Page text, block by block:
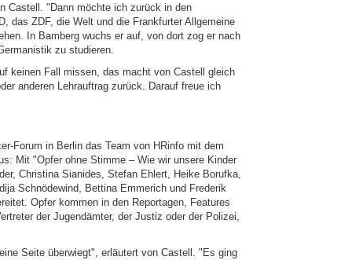
Castell. "Dann möchte ich zurück in den
das ZDF, die Welt und die Frankfurter Allgemeine
In Bamberg wuchs er auf, von dort zog er nach
zu studieren.
keinen Fall missen, das macht von Castell gleich
anderen Lehrauftrag zurück. Darauf freue ich
Forum in Berlin das Team von HRinfo mit dem
Mit "Opfer ohne Stimme – Wie wir unsere Kinder
Christina Sianides, Stefan Ehlert, Heike Borufka,
Schnödewind, Bettina Emmerich und Frederik
Opfer kommen in den Reportagen, Features
der Jugendämter, der Justiz oder der Polizei,
Seite überwiegt", erläutert von Castell. "Es ging